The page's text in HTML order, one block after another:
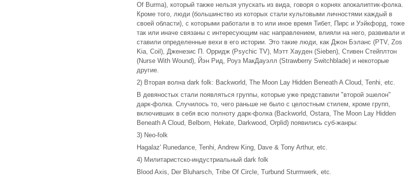
Of Burma), который также нельзя упускать из вида, говоря о корнях апокалиптик-фолка.
Кроме того, люди (большинство из которых стали культовыми личностями каждый в
своей области), с которыми работали в то или иное время Тибет, Пирс и Уэйкфорд, тоже
так или иначе связаны с интересующим нас направлением, влияли на него, развивали и
ставили определенные вехи в его истории. Это такие люди, как Джон Бэланс (PTV, Zos
Kia, Coil), Дженезис П. Орридж (Psychic TV), Мэтт Хауден (Sieben), Стивен Стейплтон
(Nurse With Wound), Йэн Рид, Роуз МакДауэлл (Strawberry Switchblade) и некоторые
другие.
2) Вторая волна dark folk: Backworld, The Moon Lay Hidden Beneath A Cloud, Tenhi, etc.
В девяностых стали появляться группы, которые уже представили "второй эшелон"
дарк-фолка. Случилось то, чего раньше не было с целостным стилем, кроме групп,
включивших в себя всю полноту дарк-фолка (Backworld, Ostara, The Moon Lay Hidden
Beneath A Cloud, Belborn, Hekate, Darkwood, Orplid) появились суб-жанры:
3) Neo-folk
Hagalaz' Runedance, Tenhi, Andrew King, Dave & Tony Arthur, etc.
4) Милитаристско-индустриальный dark folk
Blood Axis, Der Bluharsch, Tribe Of Circle, Turbund Sturmwerk, etc.